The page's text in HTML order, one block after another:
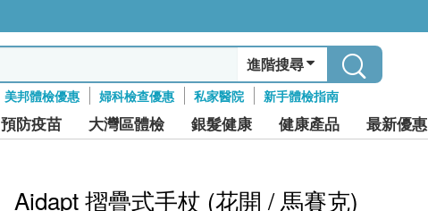
進階搜尋
美邦體檢優惠 婦科檢查優惠 私家醫院 新手體檢指南
預防疫苗 大灣區體檢 銀髮健康 健康產品 最新優惠
Aidapt 摺疊式手杖 (花開 / 馬賽克)